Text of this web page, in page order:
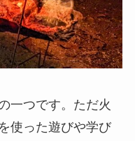
一つです。ただ火
使った遊びや学び